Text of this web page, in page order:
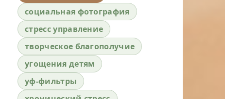
социальная фотография
стресс управление
творческое благополучие
угощения детям
уф-фильтры